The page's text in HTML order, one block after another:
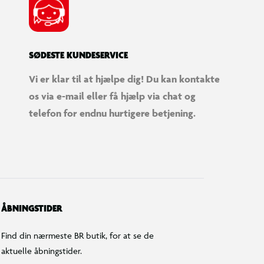
SØDESTE KUNDESERVICE
Vi er klar til at hjælpe dig! Du kan kontakte
os via e-mail eller få hjælp via chat og
telefon for endnu hurtigere betjening.
ÅBNINGSTIDER
Find din nærmeste BR butik, for at se de
aktuelle åbningstider.